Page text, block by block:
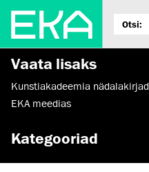
Vaata lisaks
Kunstiakadeemia nädalakirjad
EKA meedias
Kategooriad